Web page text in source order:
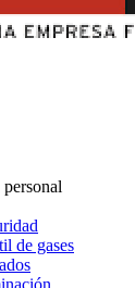
de gases